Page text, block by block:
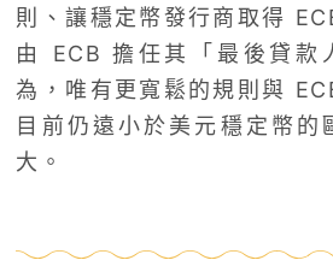
則、讓穩定幣發行商取得
由 ECB 擔任其「最後貸款
為，唯有更寬鬆的規則與
目前仍遠小於美元穩定幣的
大。